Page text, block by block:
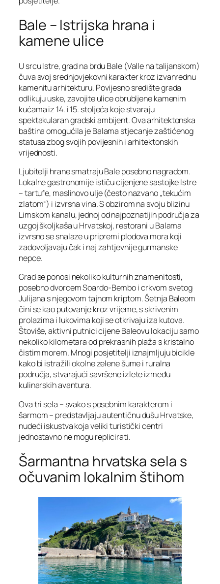
Bale – Istrijska hrana i
kamene ulice
U srcu Istre, grad na brdu Bale (Valle na talijanskom)
čuva svoj srednjovjekovni karakter kroz izvanrednu
kamenitu arhitekturu. Povijesno središte grada
odlikuju uske, zavojite ulice obrubljene kamenim
kućama iz 14. i 15. stoljeća koje stvaraju
spektakularan gradski ambijent. Ova arhitektonska
baština omogućila je Balama stjecanje zaštićenog
statusa zbog svojih povijesnih i arhitektonskih
vrijednosti.
Ljubitelji hrane smatraju Bale posebno nagradom.
Lokalne gastronomije ističu cijenjene sastojke Istre
– tartufe, maslinovo ulje (često nazvano „tekućim
zlatom“) i izvrsna vina. S obzirom na svoju blizinu
Limskom kanalu, jednoj od najpoznatijih područja za
uzgoj školjkaša u Hrvatskoj, restorani u Balama
izvrsno se snalaze u pripremi plodova mora koji
zadovoljavaju čak i naj zahtjevnije gurmanske
nepce.
Grad se ponosi nekoliko kulturnih znamenitosti,
posebno dvorcem Soardo-Bembo i crkvom svetog
Julijana s njegovom tajnom kriptom. Šetnja Baleom
čini se kao putovanje kroz vrijeme, s skrivenim
prolazima i lukovima koji se otkrivaju iza kutova.
Štoviše, aktivni putnici cijene Baleovu lokaciju samo
nekoliko kilometara od prekrasnih plaža s kristalno
čistim morem. Mnogi posjetitelji iznajmljuju bicikle
kako bi istražili okolne zelene šume i ruralna
područja, stvarajući savršene izlete između
kulinarskih avantura.
Ova tri sela – svako s posebnim karakterom i
šarmom – predstavljaju autentičnu dušu Hrvatske,
nudeći iskustva koja veliki turistički centri
jednostavno ne mogu replicirati.
Šarmantna hrvatska sela s
očuvanim lokalnim štihom